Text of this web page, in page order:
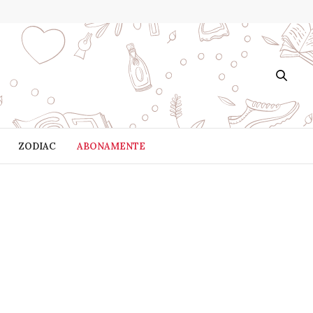
ZODIAC ABONAMENTE